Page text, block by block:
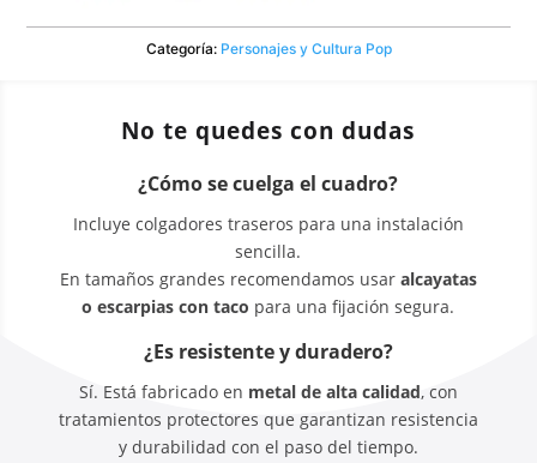
Categoría: Personajes y Cultura Pop
No te quedes con dudas
¿Cómo se cuelga el cuadro?
Incluye colgadores traseros para una instalación
sencilla.
En tamaños grandes recomendamos usar alcayatas
o escarpias con taco para una fijación segura.
¿Es resistente y duradero?
Sí. Está fabricado en metal de alta calidad, con
tratamientos protectores que garantizan resistencia
y durabilidad con el paso del tiempo.